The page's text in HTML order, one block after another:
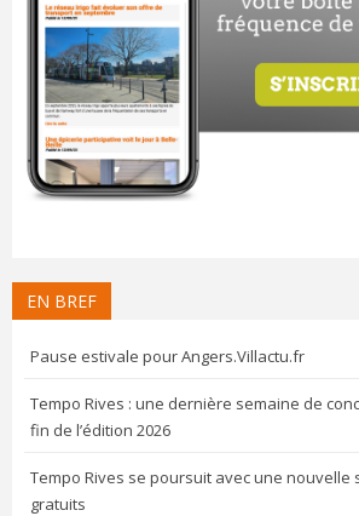
EN BREF
Pause estivale pour Angers.Villactu.fr
Tempo Rives : une dernière semaine de
fin de l’édition 2026
Tempo Rives se poursuit avec une nouvelle
gratuits